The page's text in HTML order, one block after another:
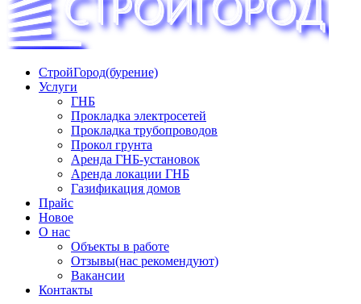
«СТРОЙГОРОД» ∿ Бурение ∿ ГНБ ∿ Прокладка
трудопроводов ∿ Газификация жилого сектора ✆
+74951573444
СтройГород(бурение)
Услуги
ГНБ
Прокладка электросетей
Прокладка трубопроводов
Прокол грунта
Аренда ГНБ-установок
Аренда локации ГНБ
Газификация домов
Прайс
Новое
О нас
Объекты в работе
Отзывы(нас рекомендуют)
Вакансии
Контакты